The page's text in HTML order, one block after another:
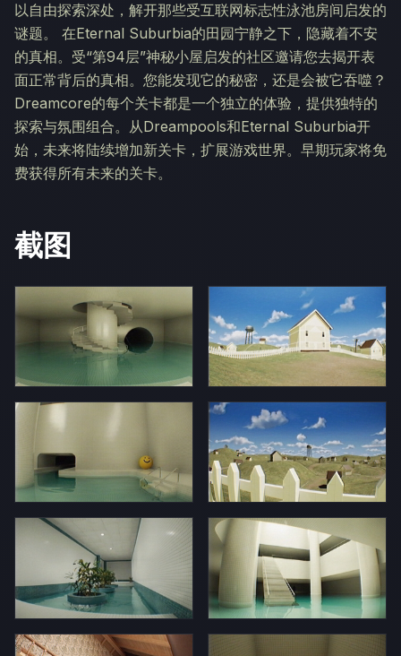
以自由探索深处，解开那些受互联网标志性泳池房间启发的
谜题。 在Eternal Suburbia的田园宁静之下，隐藏着不安
的真相。受“第94层”神秘小屋启发的社区邀请您去揭开表
面正常背后的真相。您能发现它的秘密，还是会被它吞噬？
Dreamcore的每个关卡都是一个独立的体验，提供独特的
探索与氛围组合。从Dreampools和Eternal Suburbia开
始，未来将陆续增加新关卡，扩展游戏世界。早期玩家将免
费获得所有未来的关卡。
截图